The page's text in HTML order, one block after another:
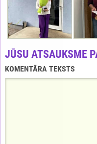
JŪSU ATSAUKSME
KOMENTĀRA TEKSTS